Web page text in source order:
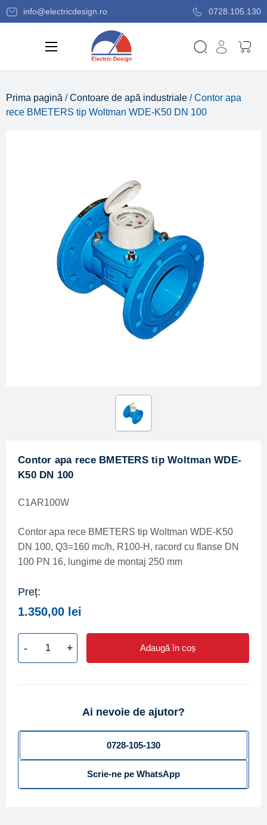
info@electricdesign.ro 0728.105.130
Prima pagină /Contoare de apă industriale / Contor apa
rece BMETERS tip Woltman WDE-K50 DN 100
Contor apa rece BMETERS tip Woltman WDE-
K50 DN 100
C1AR100W
Contor apa rece BMETERS tip Woltman WDE-K50
DN 100, Q3=160 mc/h, R100-H, racord cu flanse DN
100 PN 16, lungime de montaj 250 mm
Preț:
1.350,00 lei
-
Cantitate
tip
WDE-
DN
+ Adaugă în coș
Ai nevoie de ajutor?
0728-105-130
Scrie-ne pe WhatsApp